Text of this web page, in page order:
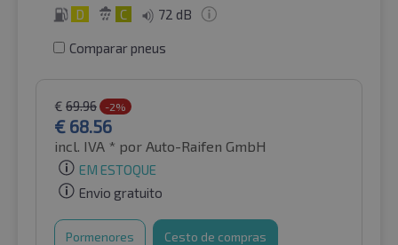
D C 72 dB
Comparar pneus
€ 69.96 -2%
€ 68.56
incl. IVA * por Auto-Raifen GmbH
EM ESTOQUE
Envio gratuito
Pormenores Cesto de compras